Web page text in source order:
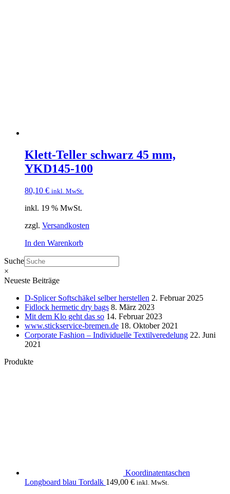
Klett-Teller schwarz 45 mm,
YKD145-100
80,10 € inkl. MwSt.
inkl. 19 % MwSt.
zzgl. Versandkosten
In den Warenkorb
Suche
×
Neueste Beiträge
D-Splicer Softschäkel selber herstellen 2. Februar 2025
Fidlock hermetic dry bags 8. März 2023
Mit dem Klo geht das so 14. Februar 2023
www.stickservice-bremen.de 18. Oktober 2021
Corporate Fashion – Individuelle Textilveredelung 22. Juni
2021
Produkte
Koordinatentaschen
Longboard blau Tordalk 149,00 € inkl. MwSt.